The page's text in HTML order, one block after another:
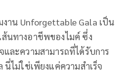
งาน Unforgettable Gala เป็น
นทางอาชีพของไมค์ ซึ่ง
และความสามารถที่ได้รับการ
ไม่ใช่เพียงแค่ความสำเร็จ